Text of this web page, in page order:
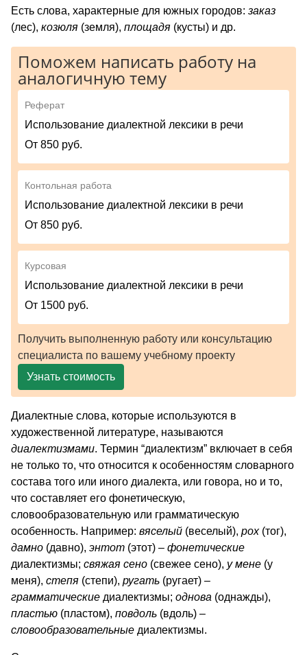
Есть слова, характерные для южных городов: заказ
(лес), козюля (земля), площадя (кусты) и др.
Поможем написать работу на
аналогичную тему
Реферат
Использование диалектной лексики в речи
От 850 руб.
Контольная работа
Использование диалектной лексики в речи
От 850 руб.
Курсовая
Использование диалектной лексики в речи
От 1500 руб.
Получить выполненную работу или консультацию
специалиста по вашему учебному проекту
Узнать стоимость
Диалектные слова, которые используются в
художественной литературе, называются
диалектизмами. Термин “диалектизм” включает в себя
не только то, что относится к особенностям словарного
состава того или иного диалекта, или говора, но и то,
что составляет его фонетическую,
словообразовательную или грамматическую
особенность. Например: вяселый (веселый), рох(тог),
дамно (давно), энтот (этот) – фонетические
диалектизмы; свяжая сено (свежее сено), у мене (у
меня), степя (степи), ругать (ругает) –
грамматические диалектизмы; однова (однажды),
пластью (пластом), повдоль (вдоль) –
словообразовательные диалектизмы.